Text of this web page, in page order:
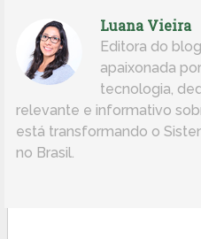
Luana Vieira
Editora do
apaixonada
tecnologia,
relevante e informativo
está transformando o
no Brasil.